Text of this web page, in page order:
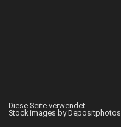
Diese Seite verwendet
Stock images by Depositphotos